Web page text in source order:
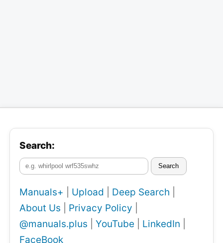
Search:
Search
Manuals+ Upload Deep Search
About Us
Privacy Policy
@manuals.plus
YouTube LinkedIn
FaceBook